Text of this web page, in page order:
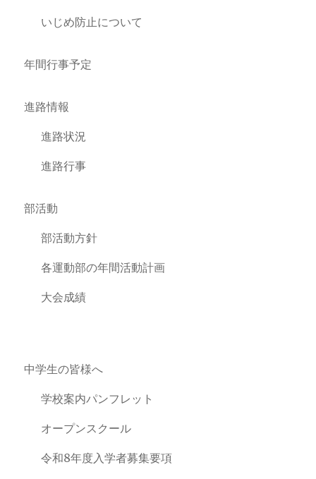
いじめ防止について
年間行事予定
進路情報
進路状況
進路行事
部活動
部活動方針
各運動部の年間活動計画
大会成績
中学生の皆様へ
学校案内パンフレット
オープンスクール
令和8年度入学者募集要項